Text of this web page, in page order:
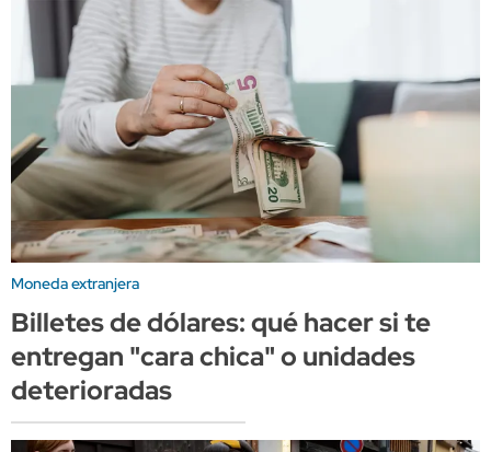
Moneda extranjera
Billetes de dólares: qué hacer si te
entregan "cara chica" o unidades
deterioradas